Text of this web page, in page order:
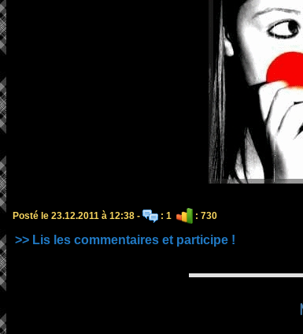
Posté le 23.12.2011 à 12:38 - : 1 : 730
>> Lis les commentaires et participe !